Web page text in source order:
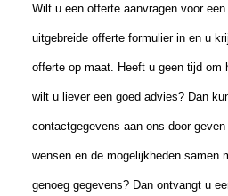
Wilt u een offerte aanvragen voor
uitgebreide offerte formulier in en u
offerte op maat. Heeft u geen tijd om
wilt u liever een goed advies? Dan
contactgegevens aan ons door
wensen en de mogelijkheden samen
genoeg gegevens? Dan ontvangt u